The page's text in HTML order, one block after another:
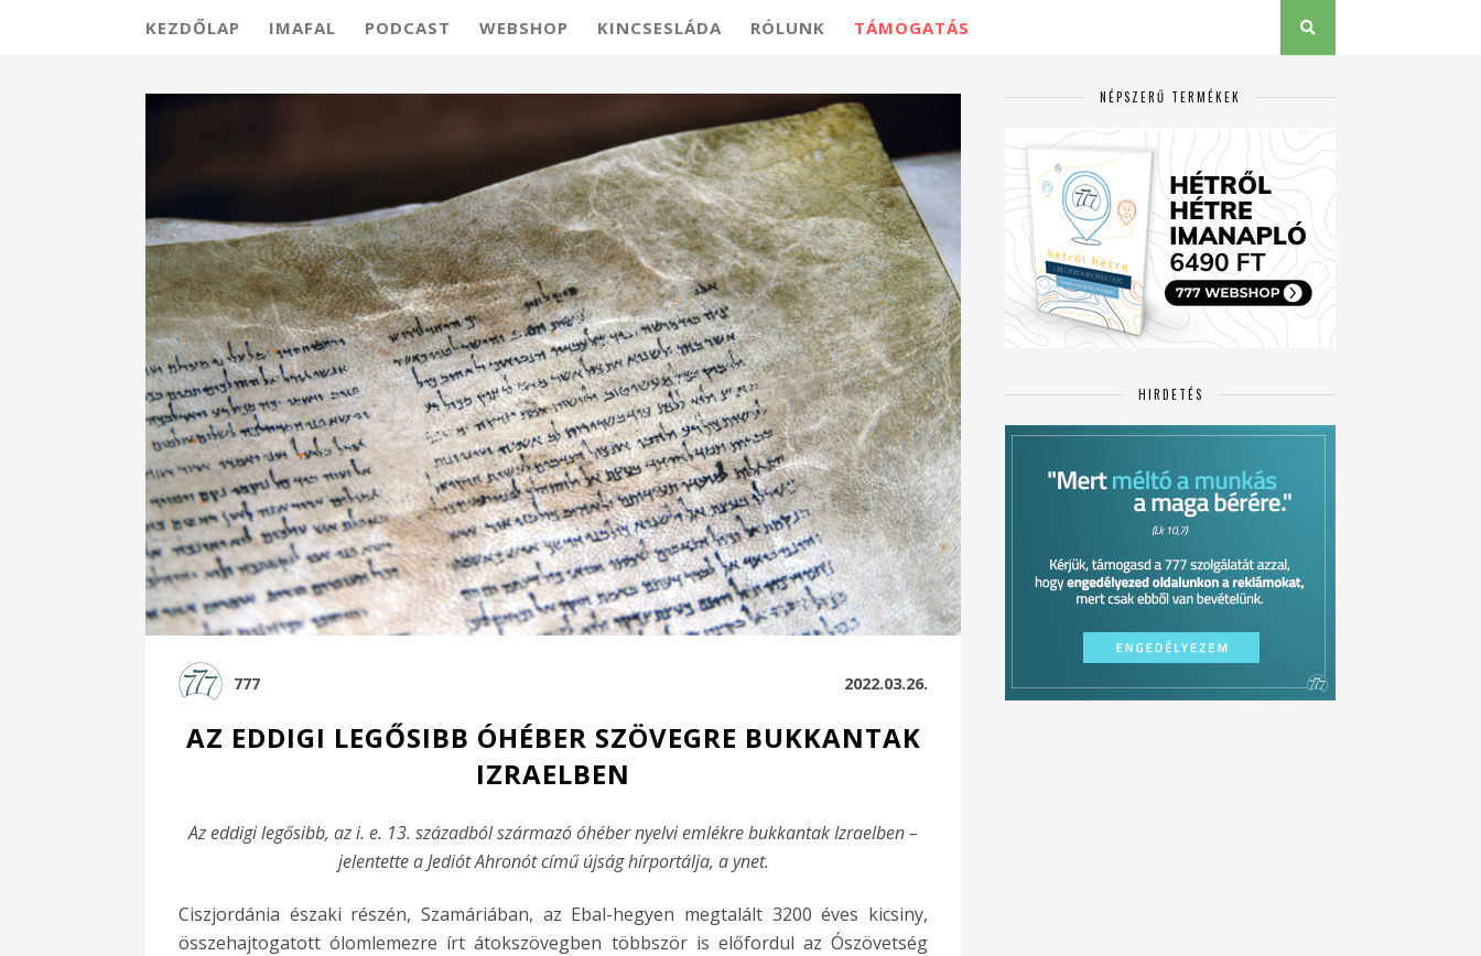
KEZDŐLAP IMAFAL PODCAST WEBSHOP KINCSESLÁDA RÓLUNK TÁMOGATÁS
777 2022.03.26.
AZ EDDIGI LEGŐSIBB ÓHÉBER SZÖVEGRE BUKKANTAK
IZRAELBEN
Az eddigi legősibb, az i. e. 13. századból származó óhéber nyelvi emlékre bukkantak Izraelben –
jelentette a Jediót Ahronót című újság hírportálja, a ynet.
Ciszjordánia északi részén, Szamáriában, az Ebal-hegyen megtalált 3200 éves kicsiny,
összehajtogatott ólomlemezre írt átokszövegben többször is előfordul az Ószövetség
NÉPSZERŰ TERMÉKEK
HIRDETÉS